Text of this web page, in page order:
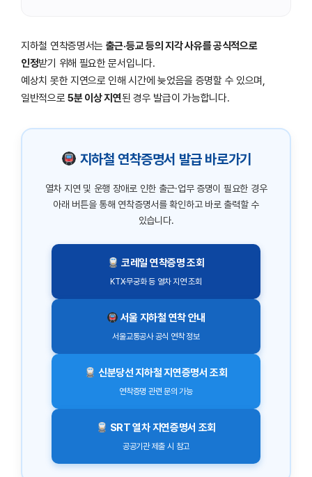
지하철 연착증명서는 출근·등교 등의 지각 사유를 공식적으로
인정받기 위해 필요한 문서입니다.
예상치 못한 지연으로 인해 시간에 늦었음을 증명할 수 있으며,
일반적으로5분 이상 지연된 경우 발급이 가능합니다.
지하철 연착증명서 발급 바로가기
열차 지연 및 운행 장애로 인한 출근·업무 증명이 필요한 경우
아래 버튼을 통해 연착증명서를 확인하고 바로 출력할 수
있습니다.
코레일 연착증명 조회
KTX·무궁화 등 열차 지연 조회
서울 지하철 연착 안내
서울교통공사 공식 연착 정보
신분당선 지하철 지연증명서 조회
연착증명 관련 문의 가능
SRT 열차 지연증명서 조회
공공기관 제출 시 참고